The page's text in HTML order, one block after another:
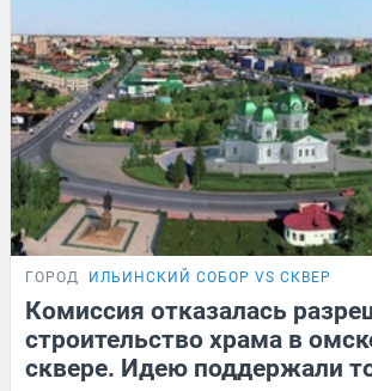
ГОРОД ИЛЬИНСКИЙ СОБОР VS СКВЕР
Комиссия отказалась
строительство храма в
сквере. Идею поддержали